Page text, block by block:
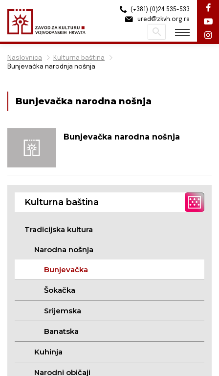
Naslovnica
Kulturna baština
Bunjevačka narodnja nošnja
Bunjevačka narodna nošnja
Bunjevačka narodna nošnja
Kulturna baština
Tradicijska kultura
Narodna nošnja
Bunjevačka
Šokačka
Srijemska
Banatska
Kuhinja
Narodni običaji
(+381) (0)24 535-533
ured@zkvh.org.rs
Pretraži